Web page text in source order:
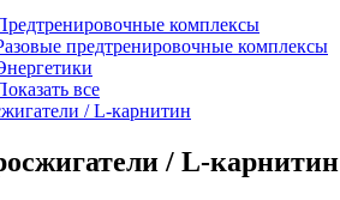
комплексы
предтренировочные комплексы
все
/ L-карнитин
/ L-карнитин